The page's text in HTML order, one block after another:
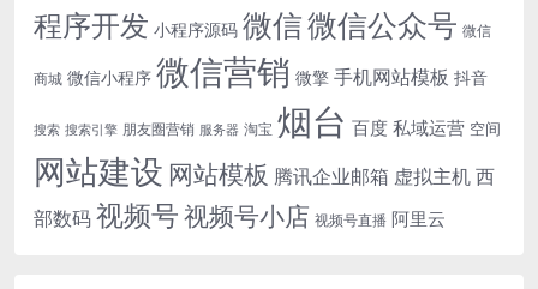
程序开发 小程序源码 微信微信公众号 微信
商城 微信小程序 微信营销 微擎 手机网站模板 抖音
搜索 搜索引擎 朋友圈营销 服务器 淘宝 烟台 百度 私域运营 空间
网站建设 网站模板 腾讯企业邮箱 虚拟主机西
部数码视频号视频号小店 视频号直播 阿里云